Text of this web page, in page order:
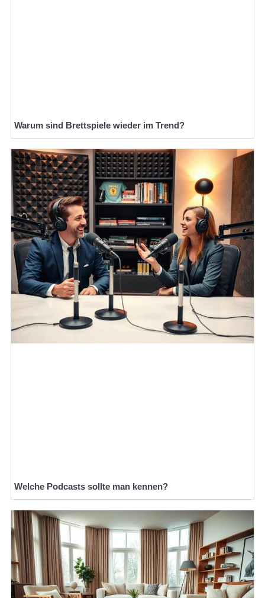
Warum sind Brettspiele wieder im Trend?
Welche Podcasts sollte man kennen?